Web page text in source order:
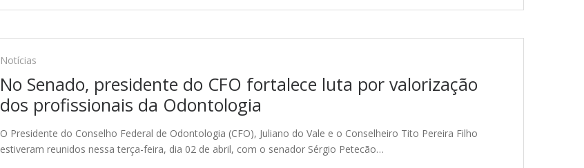
Notícias
No Senado, presidente do CFO fortalece luta por valorização
dos profissionais da Odontologia
O Presidente do Conselho Federal de Odontologia (CFO), Juliano do Vale e o Conselheiro Tito Pereira Filho
estiveram reunidos nessa terça-feira, dia 02 de abril, com o senador Sérgio Petecão…